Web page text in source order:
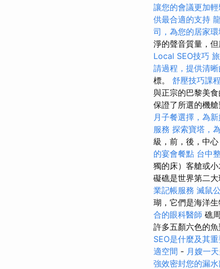
讓您的會議更加
供最合適的支持
司，為您的居家
淨的聲音質量，
Local SEO技巧
請過程，提供清
標。 舒壓技巧課程
與正宗的巴黎美
保證了所選的機
月子餐選擇，為
服務 探索寶塔，
級，前，後，中
的宴會餐點 台中
獨的床）客艙或
礙礁是世界第二
業記帳服務 滅鼠
瑚，它們是海洋生
合的眼科醫師 礁
許多五顏六色的
SEO是什麼及其
適空間 - 月嫂一
強效密封您的漏水